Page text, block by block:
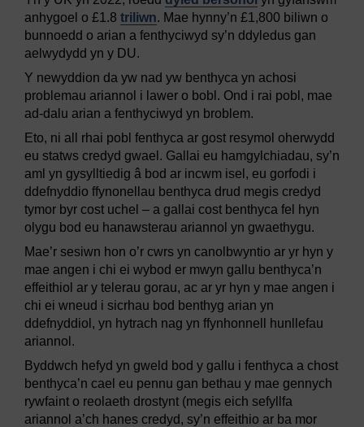
anhygoel o £1.8 triliwn. Mae hynny’n £1,800 biliwn o
bunnoedd o arian a fenthyciwyd sy’n ddyledus gan
aelwydydd yn y DU.
Y newyddion da yw nad yw benthyca yn achosi
problemau ariannol i lawer o bobl. Ond i rai pobl, mae
ad-dalu arian a fenthyciwyd yn broblem.
Eto, ni all rhai pobl fenthyca ar gost resymol oherwydd
eu statws credyd gwael. Gallai eu hamgylchiadau, sy’n
aml yn gysylltiedig â bod ar incwm isel, eu gorfodi i
ddefnyddio ffynonellau benthyca drud megis credyd
tymor byr cost uchel – a gallai cost benthyca fel hyn
olygu bod eu hanawsterau ariannol yn gwaethygu.
Mae’r sesiwn hon o’r cwrs yn canolbwyntio ar yr hyn y
mae angen i chi ei wybod er mwyn gallu benthyca’n
effeithiol ar y telerau gorau, ac ar yr hyn y mae angen i
chi ei wneud i sicrhau bod benthyg arian yn
ddefnyddiol, yn hytrach nag yn ffynhonnell hunllefau
ariannol.
Byddwch hefyd yn gweld bod y gallu i fenthyca a chost
benthyca’n cael eu pennu gan bethau y mae gennych
rywfaint o reolaeth drostynt (megis eich sefyllfa
ariannol a’ch hanes credyd, sy’n effeithio ar ba mor